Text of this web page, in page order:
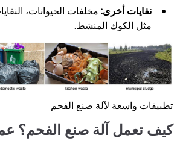
نفايات أخرى: مخلفات الحيوانات،
مثل الكوك المنشط.
تطبيقات واسعة لآلة صنع الفحم
كيف تعمل آلة صنع الفحم؟